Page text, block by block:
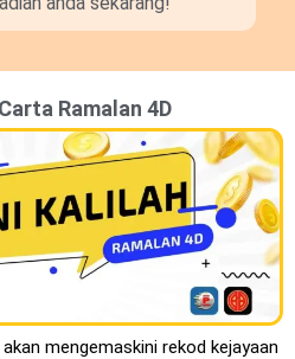
Ramalan 4D
mengemaskini rekod kejayaan